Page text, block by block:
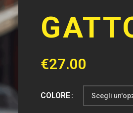
€27.00
COLORE